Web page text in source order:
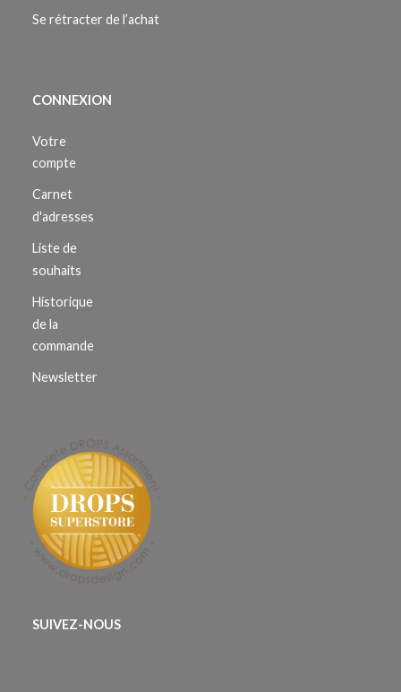
Se rétracter de l’achat
CONNEXION
Votre
compte
Carnet
d'adresses
Liste de
souhaits
Historique
de la
commande
Newsletter
SUIVEZ-NOUS